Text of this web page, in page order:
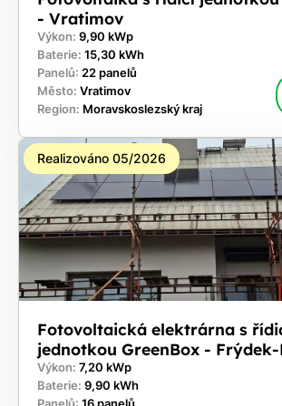
- Vratimov
Výkon: 9,90 kWp
Baterie: 15,30 kWh
Panelů: 22 panelů
Město: Vratimov
Region: Moravskoslezský kraj
Realizováno 05/2026
Fotovoltaická elektrárna s
jednotkou GreenBox - Frýdek-
Výkon: 7,20 kWp
Baterie: 9,90 kWh